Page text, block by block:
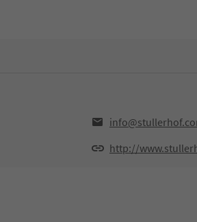
http://